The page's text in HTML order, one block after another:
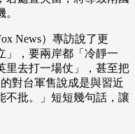
News）專訪說了更
」，要兩岸都「冷靜一
里去打一場仗」，甚至把
對台軍售說成是與習近
不批。」短短幾句話，讓